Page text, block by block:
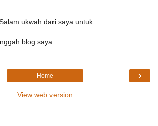
ukwah dari saya untuk
blog saya..
›
Home
View web version